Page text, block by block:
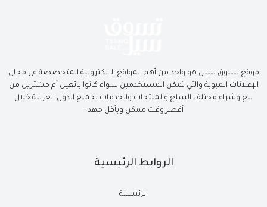
موقع تسوق سيل هو واحد من أهم المواقع الالكترونية المتخصصة في مجال
الإعلانات المبوبة والتي تمكن المستخدمين سواء كانوا بائعين أم مشترين من
بيع وشراء مختلف السلع والمنتجات والخدمات بجميع الدول العربية خلال
أقصر وقت ممكن وبأقل جهد .
الروابط الرئيسية
الرئيسية